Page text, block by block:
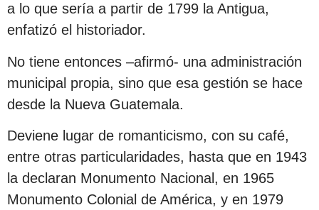
a lo que sería a partir de 1799 la Antigua,
enfatizó el historiador.
No tiene entonces –afirmó- una administración
municipal propia, sino que esa gestión se hace
desde la Nueva Guatemala.
Deviene lugar de romanticismo, con su café,
entre otras particularidades, hasta que en 1943
la declaran Monumento Nacional, en 1965
Monumento Colonial de América, y en 1979